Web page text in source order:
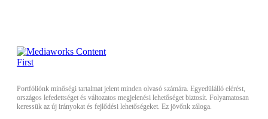
Portfóliónk minőségi tartalmat jelent minden olvasó számára. Egyedülálló elérést,
országos lefedettséget és változatos megjelenési lehetőséget biztosít. Folyamatosan
keressük az új irányokat és fejlődési lehetőségeket. Ez jövőnk záloga.